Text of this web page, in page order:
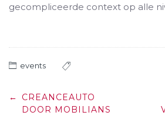
gecompliceerde context op alle
events
Post
navigation
←
CREANCEAUTO
DOOR MOBILIANS